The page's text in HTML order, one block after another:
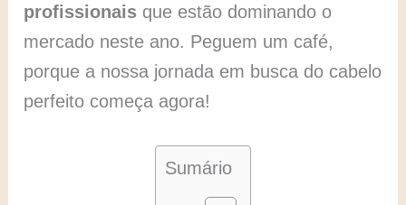
profissionais que estão dominando o
mercado neste ano. Peguem um café,
porque a nossa jornada em busca do cabelo
perfeito começa agora!
Sumário